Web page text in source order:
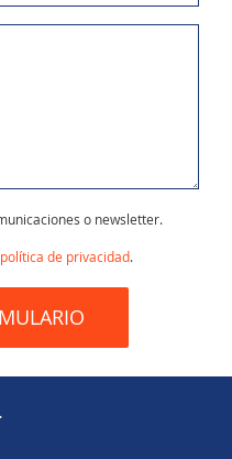
o newsletter.
política de privacidad.